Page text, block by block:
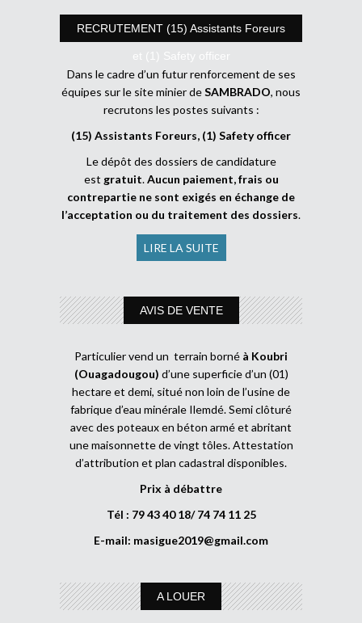
RECRUTEMENT (15) Assistants Foreurs
et (1) Safety officer
Dans le cadre d’un futur renforcement de ses
équipes sur le site minier deSAMBRADO, nous
recrutons les postes suivants :
(15) Assistants Foreurs, (1) Safety officer
Le dépôt des dossiers de candidature
est gratuit.Aucun paiement, frais ou
contrepartie ne sont exigés en échange de
l’acceptation ou du traitement des dossiers.
LIRE LA SUITE
AVIS DE VENTE
Particulier vend un terrain borné à Koubri
(Ouagadougou) d’une superficie d’un (01)
hectare et demi, situé non loin de l’usine de
fabrique d’eau minérale Ilemdé. Semi clôturé
avec des poteaux en béton armé et abritant
une maisonnette de vingt tôles. Attestation
d’attribution et plan cadastral disponibles.
Prix à débattre
Tél : 79 43 40 18/ 74 74 11 25
E-mail: masigue2019@gmail.com
A LOUER